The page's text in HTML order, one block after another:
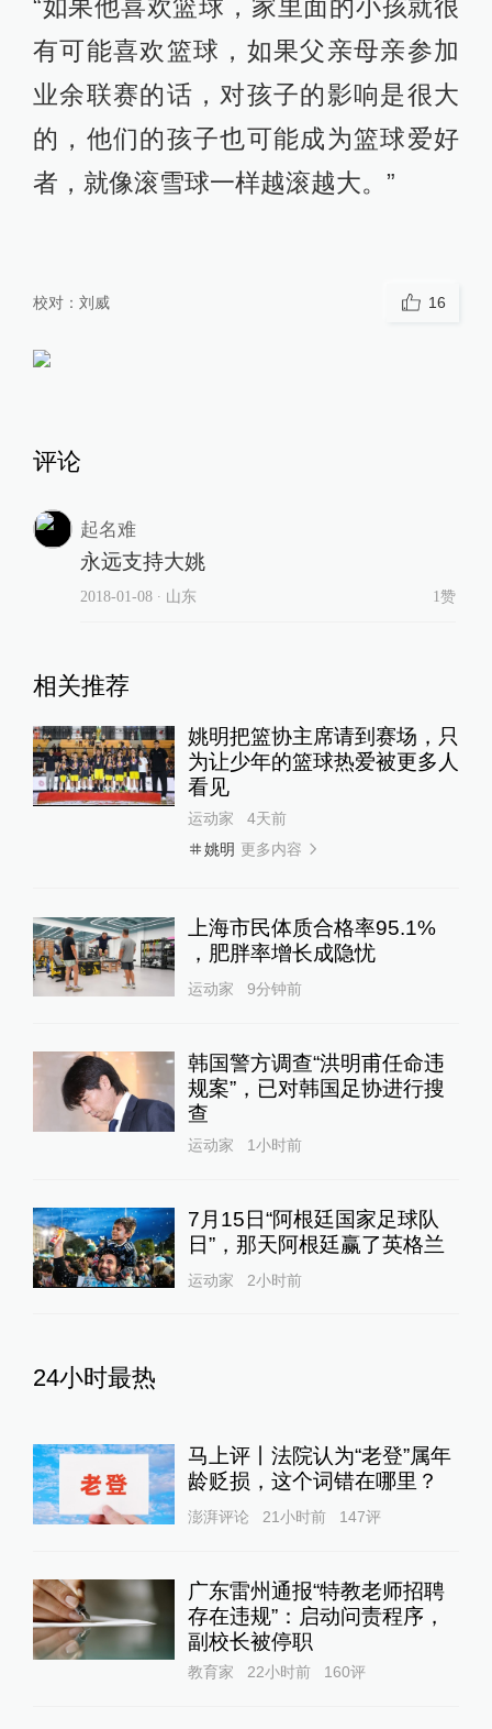
“如果他喜欢篮球，家里面的小孩就很
有可能喜欢篮球，如果父亲母亲参加
业余联赛的话，对孩子的影响是很大
的，他们的孩子也可能成为篮球爱好
者，就像滚雪球一样越滚越大。”
校对： 刘威 16
评论
起名难
永远支持大姚
2018-01-08∙ 山东 1赞
相关推荐
姚明把篮协主席请到赛场，只
为让少年的篮球热爱被更多人
看见
运动家
4天前
姚明 更多内容
上海市民体质合格率95.1%
，肥胖率增长成隐忧
运动家 9分钟前
韩国警方调查“洪明甫任命违
规案”，已对韩国足协进行搜
查
运动家 1小时前
7月15日“阿根廷国家足球队
日”，那天阿根廷赢了英格兰
运动家 2小时前
24小时最热
马上评丨法院认为“老登”属年
龄贬损，这个词错在哪里？
澎湃评论 21小时前 147评
广东雷州通报“特教老师招聘
存在违规”：启动问责程序，
副校长被停职
教育家 22小时前 160评